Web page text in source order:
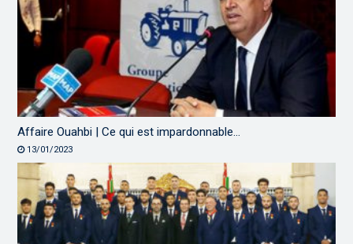
Affaire Ouahbi | Ce qui est impardonnable…
13/01/2023